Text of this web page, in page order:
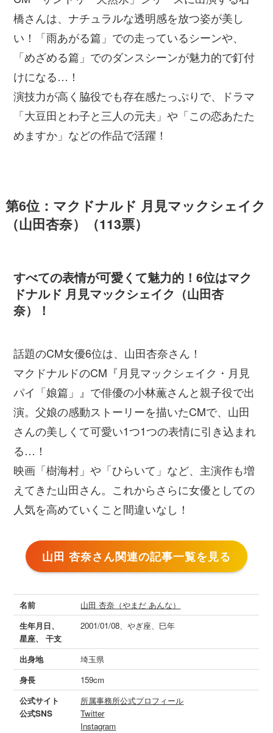
橋さんは、ナチュラルな透明感を放つ姿が美し
い！「雨あがる篇」での走っているシーンや、
「めざめる篇」でのダンスシーンが魅力的で釘付
けになる…！
演技力が高く脇役でも存在感たっぷりで、ドラマ
「大豆田とわ子と三人の元夫」や「この恋あたた
めますか」などの作品で活躍！
第6位：マクドナルド 月見マックシェイク
（山田杏奈）（113票）
すべての表情が可愛くて魅力的！6位はマク
ドナルド 月見マックシェイク（山田杏
奈）！
話題のCM女優6位は、山田杏奈さん！
マクドナルドのCM『月見マックシェイク・月見
パイ「娘篇」』で俳優の小林薫さんと親子役で出
演。父娘の感動ストーリーを描いたCMで、山田
さんの美しくて可愛い1つ1つの表情に引き込まれ
る…！
映画「樹海村」や「ひらいて」など、主演作も増
えてきた山田さん。これからさらに女優としての
人気を高めていくこと間違いなし！
山田 杏奈さん関連の記事一覧を見る
名前
山田 杏奈（やまだ あんな）
生年月日、
星座、 干支
2001/01/08、やぎ座、巳年
出身地
埼玉県
身長
159cm
公式サイト
公式SNS
所属事務所公式プロフィール
Twitter
Instagram